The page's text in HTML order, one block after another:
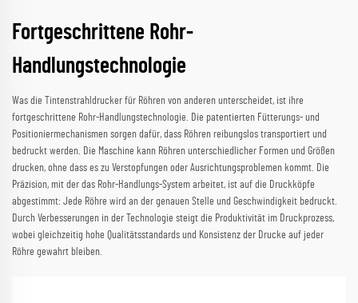
Fortgeschrittene Rohr-
Handlungstechnologie
Was die Tintenstrahldrucker für Röhren von anderen unterscheidet, ist ihre
fortgeschrittene Rohr-Handlungstechnologie. Die patentierten Fütterungs- und
Positioniermechanismen sorgen dafür, dass Röhren reibungslos transportiert und
bedruckt werden. Die Maschine kann Röhren unterschiedlicher Formen und Größen
drucken, ohne dass es zu Verstopfungen oder Ausrichtungsproblemen kommt. Die
Präzision, mit der das Rohr-Handlungs-System arbeitet, ist auf die Druckköpfe
abgestimmt: Jede Röhre wird an der genauen Stelle und Geschwindigkeit bedruckt.
Durch Verbesserungen in der Technologie steigt die Produktivität im Druckprozess,
wobei gleichzeitig hohe Qualitätsstandards und Konsistenz der Drucke auf jeder
Röhre gewahrt bleiben.